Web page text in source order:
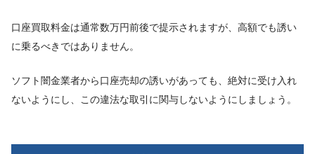
口座買取料金は通常数万円前後で提示されますが、高額でも誘い
に乗るべきではありません。
ソフト闇金業者から口座売却の誘いがあっても、絶対に受け入れ
ないようにし、この違法な取引に関与しないようにしましょう。